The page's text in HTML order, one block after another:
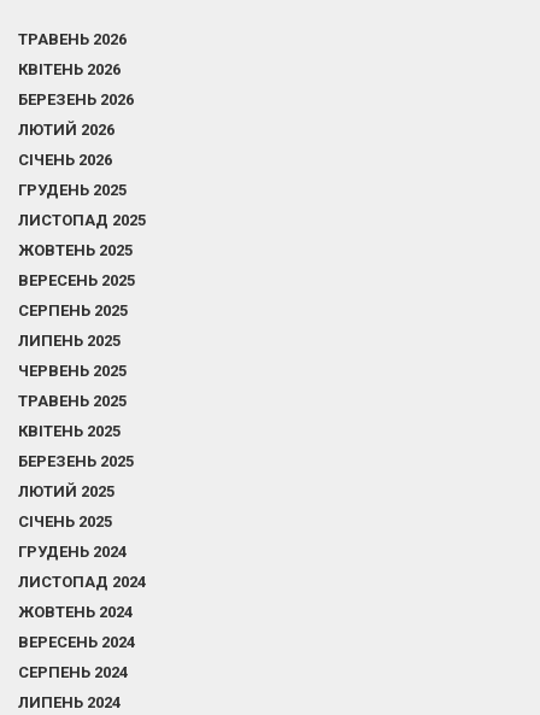
ТРАВЕНЬ 2026
КВІТЕНЬ 2026
БЕРЕЗЕНЬ 2026
ЛЮТИЙ 2026
СІЧЕНЬ 2026
ГРУДЕНЬ 2025
ЛИСТОПАД 2025
ЖОВТЕНЬ 2025
ВЕРЕСЕНЬ 2025
СЕРПЕНЬ 2025
ЛИПЕНЬ 2025
ЧЕРВЕНЬ 2025
ТРАВЕНЬ 2025
КВІТЕНЬ 2025
БЕРЕЗЕНЬ 2025
ЛЮТИЙ 2025
СІЧЕНЬ 2025
ГРУДЕНЬ 2024
ЛИСТОПАД 2024
ЖОВТЕНЬ 2024
ВЕРЕСЕНЬ 2024
СЕРПЕНЬ 2024
ЛИПЕНЬ 2024